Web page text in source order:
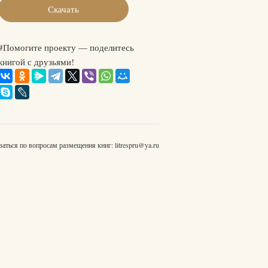
Скачать
проекту — поделитесь
с друзьями!
по вопросам размещения книг:litrespru@ya.ru